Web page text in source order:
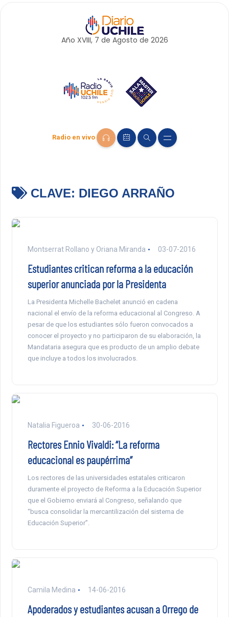
Año XVIII, 7 de Agosto de 2026
Radio en vivo
CLAVE: DIEGO ARRAÑO
Montserrat Rollano y Oriana Miranda 03-07-2016
Estudiantes critican reforma a la educación
superior anunciada por la Presidenta
La Presidenta Michelle Bachelet anunció en cadena
nacional el envío de la reforma educacional al Congreso. A
pesar de que los estudiantes sólo fueron convocados a
conocer el proyecto y no participaron de su elaboración, la
Mandataria asegura que es producto de un amplio debate
que incluye a todos los involucrados.
Natalia Figueroa 30-06-2016
Rectores Ennio Vivaldi: “La reforma
educacional es paupérrima”
Los rectores de las universidades estatales criticaron
duramente el proyecto de Reforma a la Educación Superior
que el Gobierno enviará al Congreso, señalando que
“busca consolidar la mercantilización del sistema de
Educación Superior”.
Camila Medina 14-06-2016
Apoderados y estudiantes acusan a Orrego de